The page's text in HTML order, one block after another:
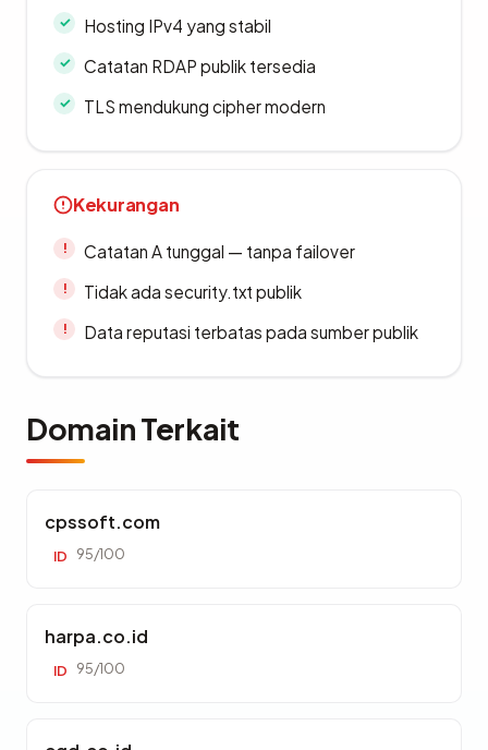
Hosting IPv4 yang stabil
Catatan RDAP publik tersedia
TLS mendukung cipher modern
Kekurangan
Catatan A tunggal — tanpa failover
Tidak ada security.txt publik
Data reputasi terbatas pada sumber publik
Domain Terkait
cpssoft.com
ID 95/100
harpa.co.id
ID 95/100